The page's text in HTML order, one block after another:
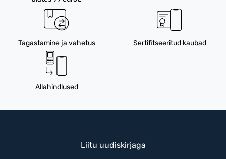
Tagastamine ja vahetus Sertifitseeritud kaubad
Allahindlused
Liitu uudiskirjaga